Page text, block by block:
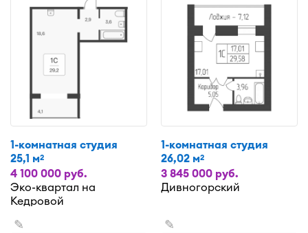
1-комнатная студия
25,1 м2
4 100 000 руб.
Эко-квартал на
Кедровой
1-комнатная студия
26,02 м2
3 845 000 руб.
Дивногорский
✎ ✎